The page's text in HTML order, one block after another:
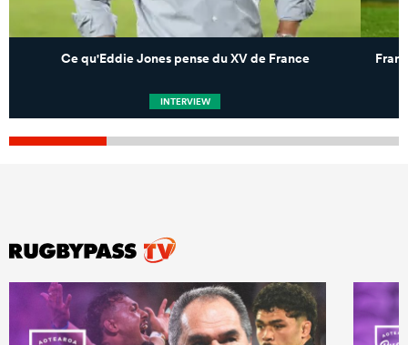
Ce qu'Eddie Jones pense du XV de France
INTERVIEW